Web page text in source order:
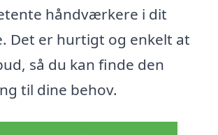
håndværkere i dit
Det er hurtigt og enkelt at
så du kan finde den
til dine behov.